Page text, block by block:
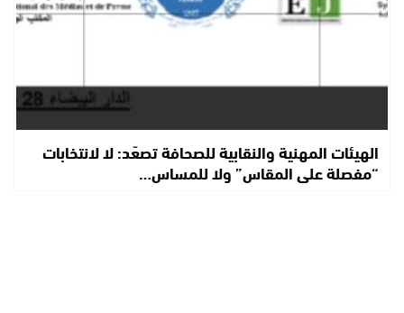
الهيئات المهنية والنقابية للصحافة تصعّد: لا لانتخابات
“مفصلة على المقاس” ولا للمساس…